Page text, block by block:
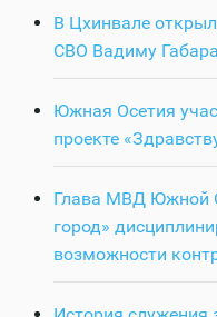
В Цхинвале
СВО Вадиму
Южная Осетия
проекте
Глава МВД Южной
город»
возможности